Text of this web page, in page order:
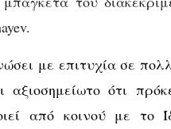
με επιτυχία σε
ότι
από κοινού με το